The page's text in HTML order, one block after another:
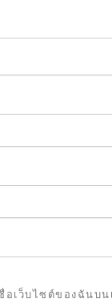
เว็บไซต์ของฉันบน